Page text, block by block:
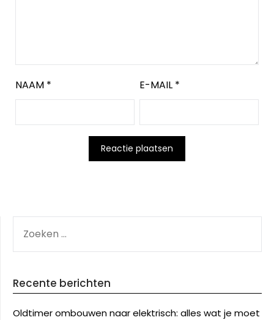
NAAM * E-MAIL *
NAAR:
Recente berichten
Oldtimer ombouwen naar elektrisch: alles wat je moet